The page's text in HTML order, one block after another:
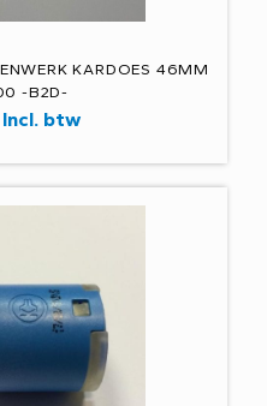
KARDOES 46MM
-B2D-
Incl. btw